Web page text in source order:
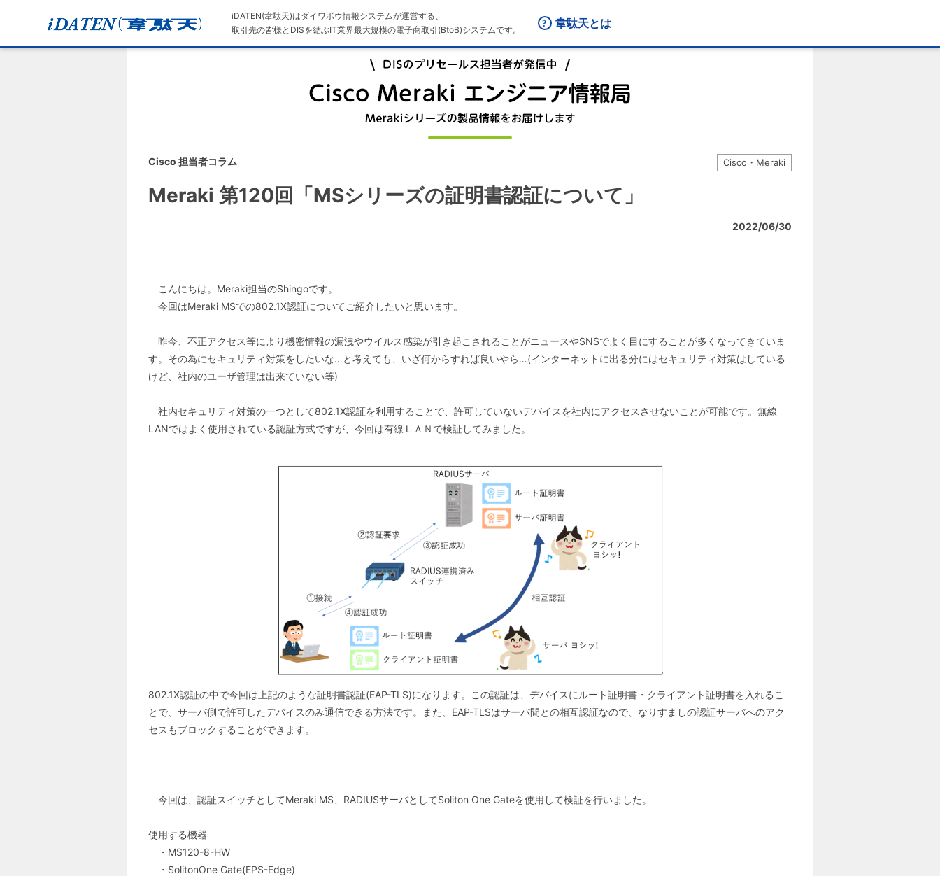
iDATEN(韋駄天)はダイワボウ情報システムが運営する、
取引先の皆様とDISを結ぶIT業界最大規模の電子商取引(BtoB)システムです。
韋駄天とは
Cisco 担当者コラム Cisco・Meraki
Meraki 第120回「MSシリーズの証明書認証について」
2022/06/30
こんにちは。Meraki担当のShingoです。
今回はMeraki MSでの802.1X認証についてご紹介したいと思います。
昨今、不正アクセス等により機密情報の漏洩やウイルス感染が引き起こされることがニュースやSNSでよく目にすることが多くなってきていま
す。その為にセキュリティ対策をしたいな…と考えても、いざ何からすれば良いやら…(インターネットに出る分にはセキュリティ対策はしている
けど、社内のユーザ管理は出来ていない等)
社内セキュリティ対策の一つとして802.1X認証を利用することで、許可していないデバイスを社内にアクセスさせないことが可能です。無線
LANではよく使用されている認証方式ですが、今回は有線ＬＡＮで検証してみました。
802.1X認証の中で今回は上記のような証明書認証(EAP-TLS)になります。この認証は、デバイスにルート証明書・クライアント証明書を入れるこ
とで、サーバ側で許可したデバイスのみ通信できる方法です。また、EAP-TLSはサーバ間との相互認証なので、なりすましの認証サーバへのアク
セスもブロックすることができます。
今回は、認証スイッチとしてMeraki MS、RADIUSサーバとしてSoliton One Gateを使用して検証を行いました。
使用する機器
・MS120-8-HW
・ SolitonOne Gate(EPS-Edge)